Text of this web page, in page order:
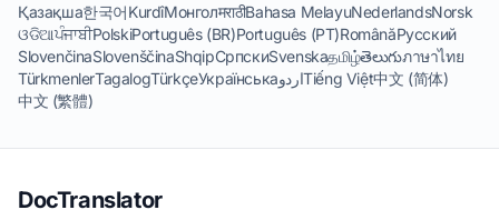
Қазақша한국어KurdîМонголमराठीBahasa MelayuNederlandsNorsk
ଓଡିଆਪੰਜਾਬੀPolskiPortuguês (BR)Português (PT)RomânăРусский
SlovenčinaSlovenščinaShqipСрпскиSvenskaதமிழ்తెలుగుภาษาไทย
TürkmenlerTagalogTürkçeУкраїнськаاردوTiếng Việt中文 (简体)
中文 (繁體)
DocTranslator